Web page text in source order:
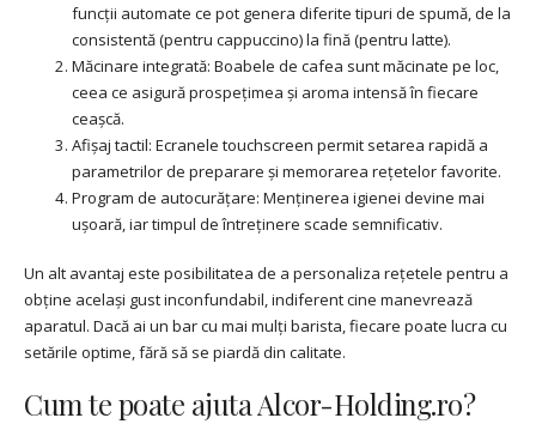
funcții automate ce pot genera diferite tipuri de spumă, de la
consistentă (pentru cappuccino) la fină (pentru latte).
Măcinare integrată: Boabele de cafea sunt măcinate pe loc,
ceea ce asigură prospețimea și aroma intensă în fiecare
ceașcă.
Afișaj tactil: Ecranele touchscreen permit setarea rapidă a
parametrilor de preparare și memorarea rețetelor favorite.
Program de autocurățare: Menținerea igienei devine mai
ușoară, iar timpul de întreținere scade semnificativ.
Un alt avantaj este posibilitatea de a personaliza rețetele pentru a
obține același gust inconfundabil, indiferent cine manevrează
aparatul. Dacă ai un bar cu mai mulți barista, fiecare poate lucra cu
setările optime, fără să se piardă din calitate.
Cum te poate ajuta Alcor-Holding.ro?